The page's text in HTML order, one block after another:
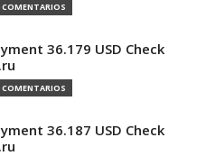
COMENTARIOS
36.179 USD Check
COMENTARIOS
36.187 USD Check